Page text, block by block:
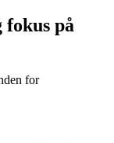
fokus på
for